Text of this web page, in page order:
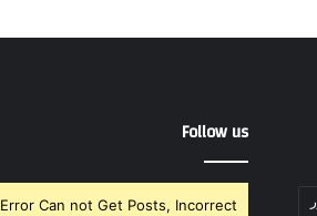
Follow us
Error Can not Get Posts, Incorrect